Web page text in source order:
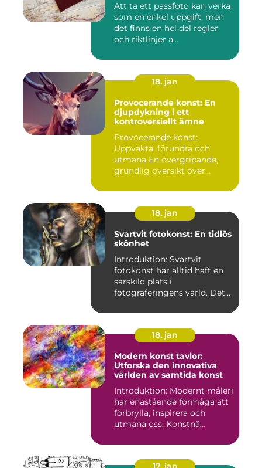
Att ta ett passfoto kan verka
som en enkel uppgift, men
det finns en hel del regler
och riktlinjer a...
18. jan
Provocerande konst: En
djupdykning i ett
kontroversiellt ämne
Provocerande konst:
Uppvakta, förundra och
utmana En övergripande,
grundlig översikt över
18. jan
Svartvit fotokonst: En tidlös
skönhet
Introduktion: Svartvit
fotokonst har alltid haft en
särskild plats i
fotograferingens värld. Det
18. jan
Modern konst tavlor:
Utforska den innovativa
världen av samtida konst
Introduktion: Modernt måleri
har enastående förmåga att
förbrylla, inspirera och
utmana oss. Konstnä...